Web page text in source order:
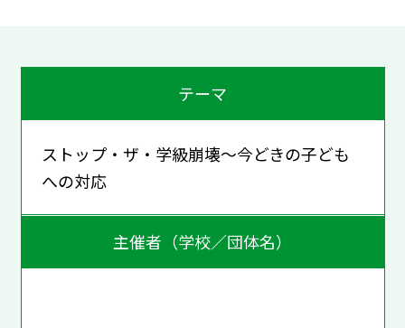
テーマ
ストップ・ザ・学級崩壊～今どきの子ども
への対応
主催者（学校／団体名）